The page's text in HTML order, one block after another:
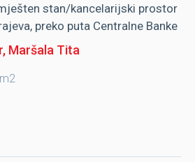
stan/kancelarijski prostor
preko puta Centralne Banke
, Maršala Tita